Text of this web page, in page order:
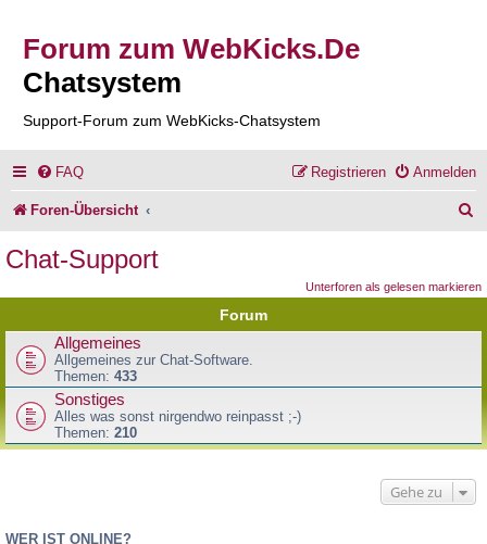
Forum zum WebKicks.De
Chatsystem
Support-Forum zum WebKicks-Chatsystem
FAQ Anmelden
Registrieren
Foren-Übersicht
e
Chat-Support
Unterforen als gelesen markieren
Forum
Allgemeines
Allgemeines zur Chat-Software.
Themen: 433
Sonstiges
Alles was sonst nirgendwo reinpasst ;-)
Themen: 210
Gehe zu
WER IST ONLINE?